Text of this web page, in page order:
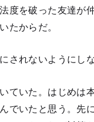
度を破った友達が
たからだ。
されないようにし
ていた。はじめは
でいたと思う。先